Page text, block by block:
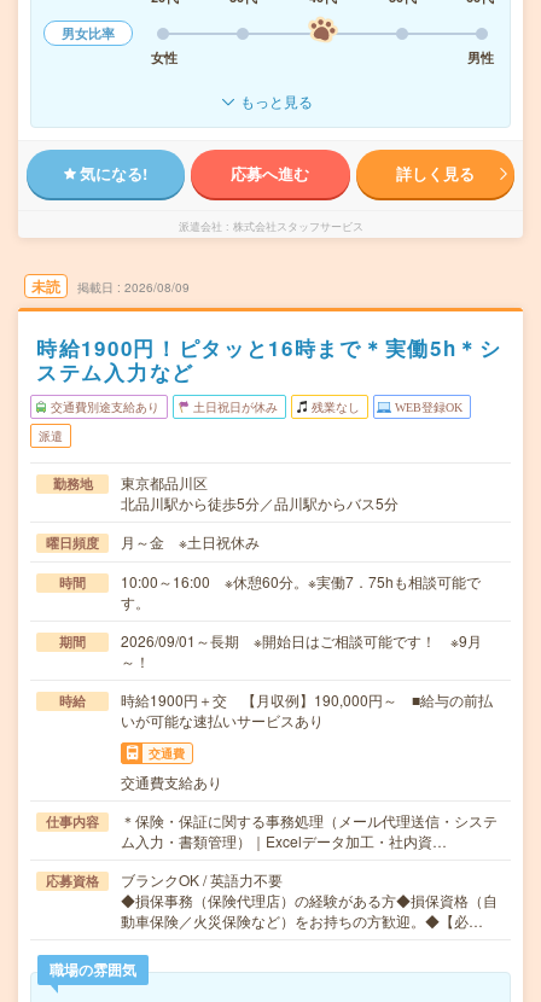
男女比率
女性
男性
もっと見る
気になる! 応募へ進む 詳しく見る
派遣会社 株式会社スタッフサービス
未読 掲載日 2026/08/09
時給1900円！ピタッと16時まで＊実働5h＊シ
ステム入力など
交通費別途支給あり 土日祝日が休み 残業なし WEB登録OK
派遣
勤務地
東京都品川区
北品川駅から徒歩5分／品川駅からバス5分
曜日頻度 月～金 ※土日祝休み
時間
10:00～16:00 ※休憩60分。※実働7．75hも相談可能で
す。
期間
2026/09/01～長期 ※開始日はご相談可能です！ ※9月
～！
時給
時給1900円＋交 【月収例】190,000円～ ■給与の前払
いが可能な速払いサービスあり
交通費
交通費支給あり
仕事内容
＊保険・保証に関する事務処理（メール代理送信・システ
ム入力・書類管理）｜Excelデータ加工・社内資…
応募資格
ブランクOK / 英語力不要
◆損保事務（保険代理店）の経験がある方◆損保資格（自
動車保険／火災保険など）をお持ちの方歓迎。◆【必…
職場の雰囲気